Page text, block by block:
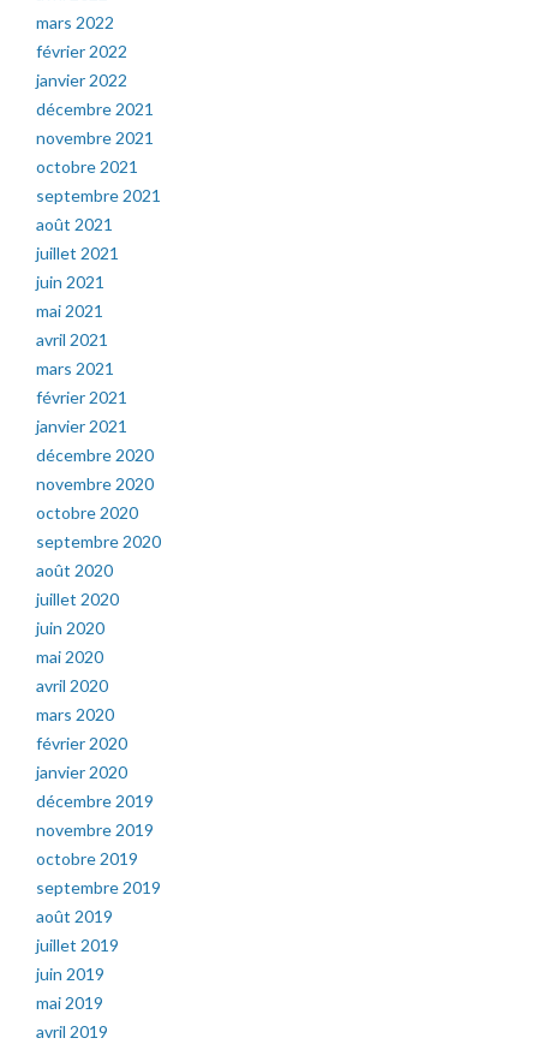
mars 2022
février 2022
janvier 2022
décembre 2021
novembre 2021
octobre 2021
septembre 2021
août 2021
juillet 2021
juin 2021
mai 2021
avril 2021
mars 2021
février 2021
janvier 2021
décembre 2020
novembre 2020
octobre 2020
septembre 2020
août 2020
juillet 2020
juin 2020
mai 2020
avril 2020
mars 2020
février 2020
janvier 2020
décembre 2019
novembre 2019
octobre 2019
septembre 2019
août 2019
juillet 2019
juin 2019
mai 2019
avril 2019